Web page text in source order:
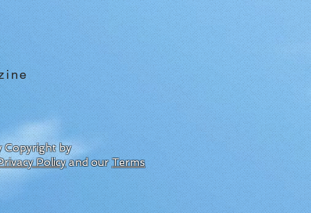
Copyright by
Policyand ourTerms